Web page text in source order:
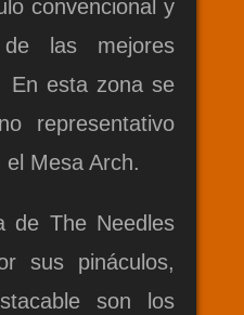
convencional y
las mejores
En esta zona se
representativo
el Mesa Arch.
de The Needles
sus pináculos,
son los